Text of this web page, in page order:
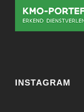
INSTAGRAM